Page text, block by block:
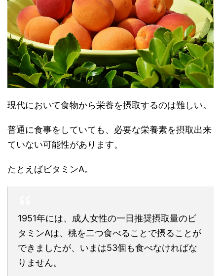
現代において食物から栄養を摂取するのは難しい。
普通に食事をしていても、必要な栄養素を摂取出来
ていない可能性があります。
たとえばビタミンA。
1951年には、成人女性の一日推奨摂取量のビ
タミンAは、桃を二つ食べることで摂ることが
できましたが、いまは53個も食べなければな
りません。